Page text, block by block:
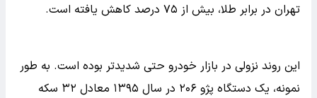
تهران در برابر طلا، بیش از ۷۵ درصد کاهش یافته است.
این روند نزولی در بازار خودرو حتی شدیدتر بوده است. به طور
نمونه، یک دستگاه پژو ۲۰۶ در سال ۱۳۹۵ معادل ۳۲ سکه